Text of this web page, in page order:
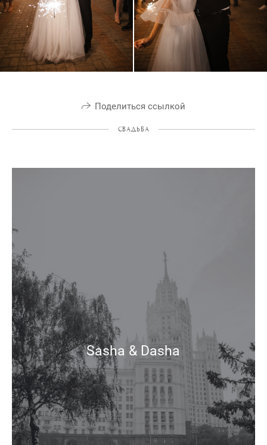
Поделиться ссылкой
СВАДЬБА
Sasha & Dasha